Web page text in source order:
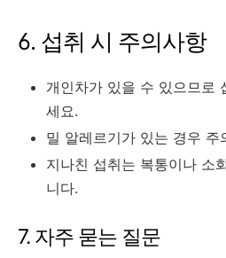
6. 섭취 시 주의사항
개인차가 있을 수 있으므로
세요.
밀 알레르기가 있는 경우 주
지나친 섭취는 복통이나 소
니다.
7. 자주 묻는 질문